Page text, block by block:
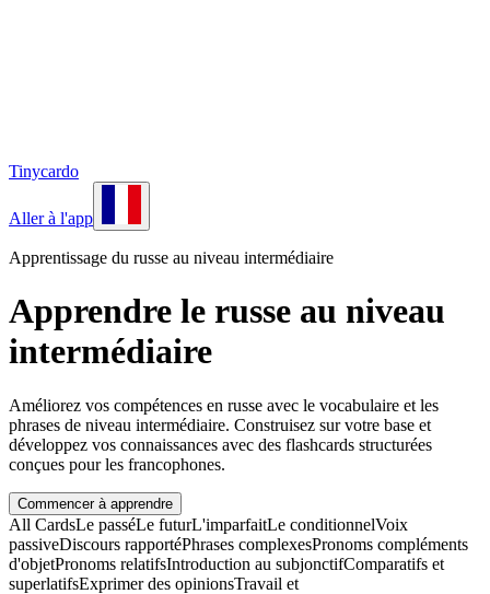
Tinycardo
Aller à l'app
Apprentissage du russe au niveau intermédiaire
Apprendre le russe au niveau
intermédiaire
Améliorez vos compétences en russe avec le vocabulaire et les
phrases de niveau intermédiaire. Construisez sur votre base et
développez vos connaissances avec des flashcards structurées
conçues pour les francophones.
Commencer à apprendre
All CardsLe passéLe futurL'imparfaitLe conditionnelVoix
passiveDiscours rapportéPhrases complexesPronoms compléments
d'objetPronoms relatifsIntroduction au subjonctifComparatifs et
superlatifsExprimer des opinionsTravail et